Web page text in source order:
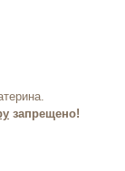
запрещено!